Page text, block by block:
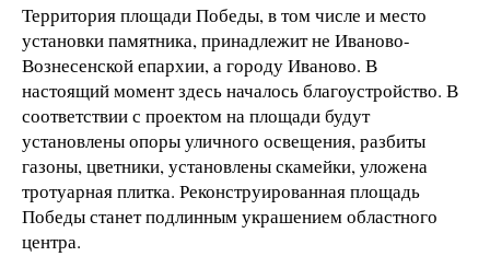
Территория площади Победы, в том числе и место
установки памятника, принадлежит не Иваново-
Вознесенской епархии, а городу Иваново. В
настоящий момент здесь началось благоустройство. В
соответствии с проектом на площади будут
установлены опоры уличного освещения, разбиты
газоны, цветники, установлены скамейки, уложена
тротуарная плитка. Реконструированная площадь
Победы станет подлинным украшением областного
центра.